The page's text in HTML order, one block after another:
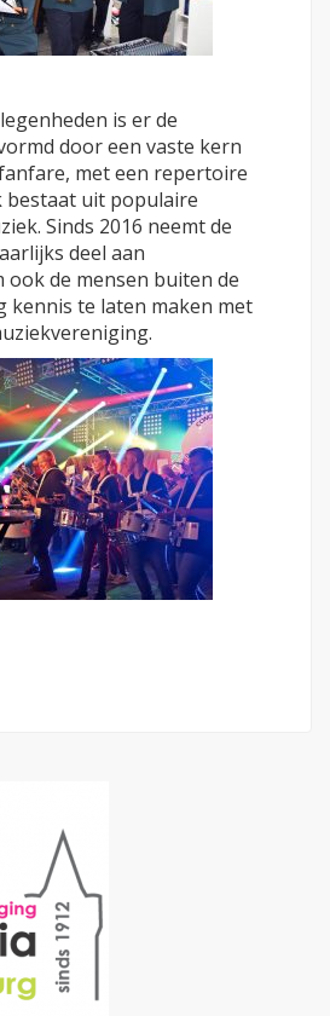
is er de
door een vaste kern
met een repertoire
bestaat uit populaire
Sinds 2016 neemt de
deel aan
ook de mensen buiten de
kennis te laten maken met